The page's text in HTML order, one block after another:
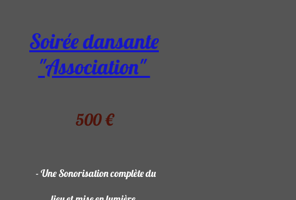
Soirée dansante
"Association"
500 €
- Une Sonorisation complète du